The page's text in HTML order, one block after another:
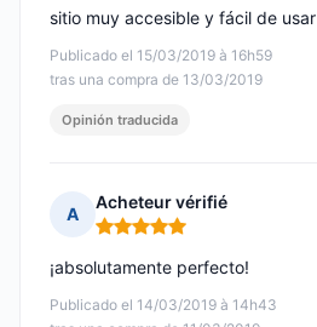
Publicado el 15/03/2019 à 16h59
tras una compra de 13/03/2019
sitio muy accesible y fácil de usar
Opinión traducida
A
Acheteur vérifié
Nota: 5 de 5
Publicado el 14/03/2019 à 14h43
¡absolutamente perfecto!